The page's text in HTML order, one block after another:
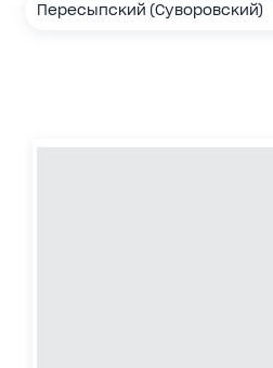
Пересыпский (Суворовский)